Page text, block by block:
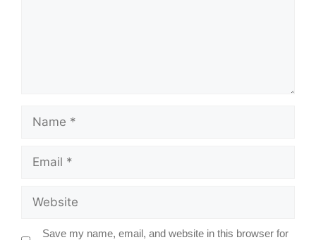
Save my name, email, and website in this browser for